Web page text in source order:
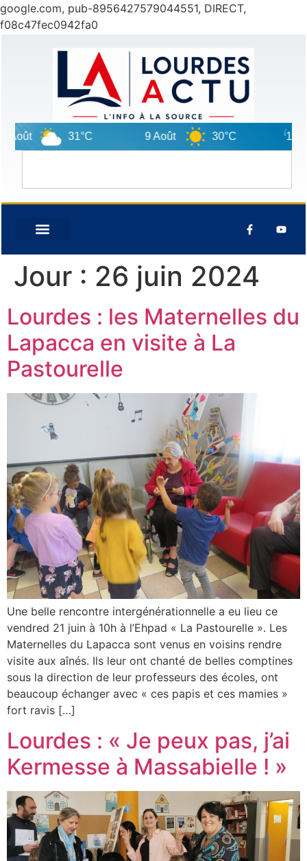
google.com, pub-8956427579044551, DIRECT,
f08c47fec0942fa0
31°C 30°C 10 Août
Jour : 26 juin 2024
Lourdes : les Maternelles du
Lapacca en visite à La
Pastourelle
Une belle rencontre intergénérationnelle a eu lieu ce
vendred 21 juin à 10h à l’Ehpad « La Pastourelle ». Les
Maternelles du Lapacca sont venus en voisins rendre
visite aux aînés. Ils leur ont chanté de belles comptines
sous la direction de leur professeurs des écoles, ont
beaucoup échanger avec « ces papis et ces mamies »
fort ravis […]
Lourdes : « Je peux pas, j’ai
Kermesse à Massabielle ! »